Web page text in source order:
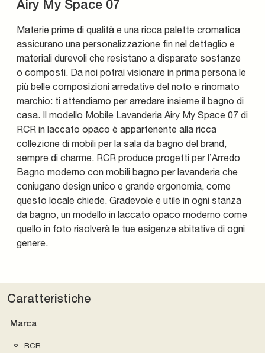
Airy My Space 07
Materie prime di qualità e una ricca palette cromatica
assicurano una personalizzazione fin nel dettaglio e
materiali durevoli che resistano a disparate sostanze
o composti. Da noi potrai visionare in prima persona le
più belle composizioni arredative del noto e rinomato
marchio: ti attendiamo per arredare insieme il bagno di
casa. Il modello Mobile Lavanderia Airy My Space 07 di
RCR in laccato opaco è appartenente alla ricca
collezione di mobili per la sala da bagno del brand,
sempre di charme. RCR produce progetti per l’Arredo
Bagno moderno con mobili bagno per lavanderia che
coniugano design unico e grande ergonomia, come
questo locale chiede. Gradevole e utile in ogni stanza
da bagno, un modello in laccato opaco moderno come
quello in foto risolverà le tue esigenze abitative di ogni
genere.
Caratteristiche
Marca
RCR